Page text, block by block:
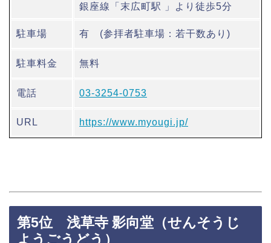
銀座線「末広町駅 」より徒歩5分
駐車場 有 (参拝者駐車場：若干数あり)
駐車料金 無料
電話 03-3254-0753
URL https://www.myougi.jp/
第5位 浅草寺 影向堂（せんそうじ
ようごうどう）